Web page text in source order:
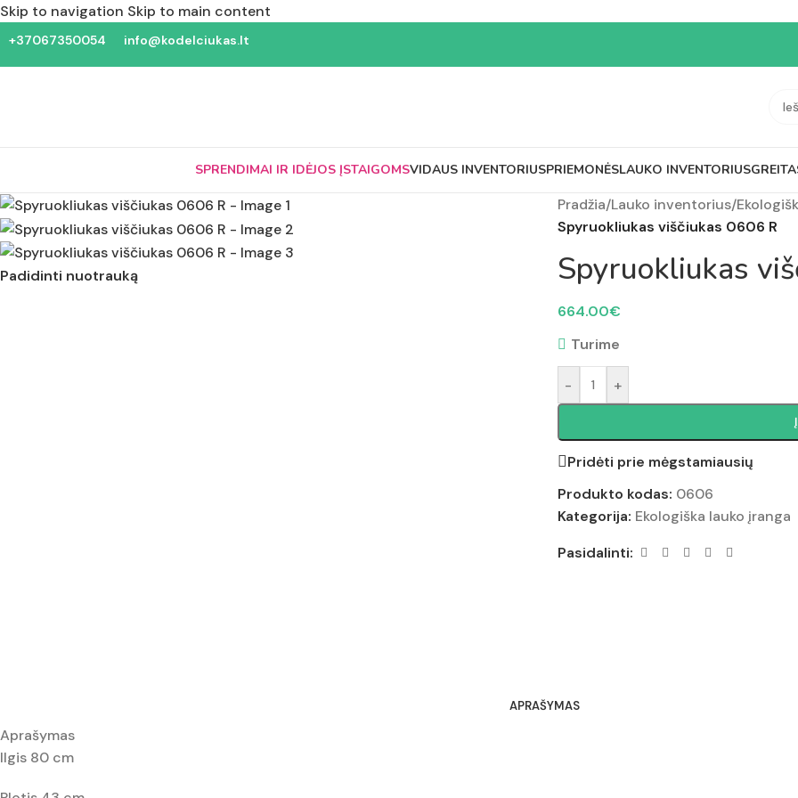
Skip to navigation Skip to main content
+37067350054 info@kodelciukas.lt
SPRENDIMAI IR IDĖJOS ĮSTAIGOMSVIDAUS INVENTORIUSPRIEMONĖSLAUKO INVENTORIUS
Padidinti nuotrauką
Pradžia/Lauko inventorius/
Spyruokliukas viščiukas 0606 R
Spyruokliukas
664.00€
Turime
- +
Pridėti prie mėgstamiausių
Produkto kodas: 0606
Kategorija: Ekologiška lauko įranga
Pasidalinti:
APRAŠYMAS
Aprašymas
Ilgis 80 cm